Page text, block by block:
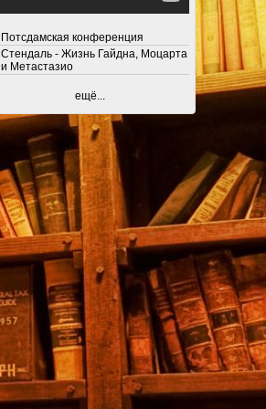
Потсдамская конференция
Стендаль - Жизнь Гайдна, Моцарта
и Метастазио
ещё...